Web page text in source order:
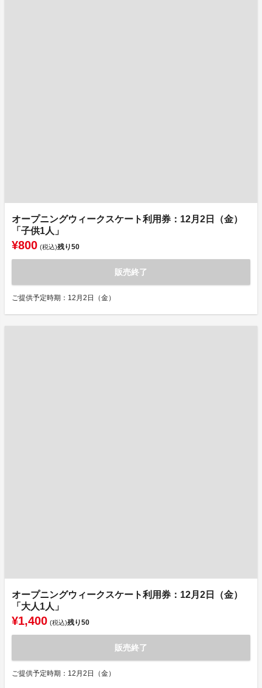
オープニングウィークスケート利用券：12月2日（金）
「子供1人」
¥800 (税込)残り50
販売終了
ご提供予定時期：12月2日（金）
オープニングウィークスケート利用券：12月2日（金）
「大人1人」
¥1,400 (税込)残り50
販売終了
ご提供予定時期：12月2日（金）